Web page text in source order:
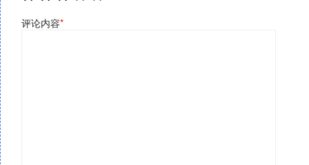
评论内容*